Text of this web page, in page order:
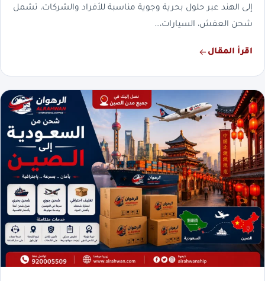
إلى الهند عبر حلول بحرية وجوية مناسبة للأفراد والشركات، تشمل
شحن العفش، السيارات،…
اقرأ المقال